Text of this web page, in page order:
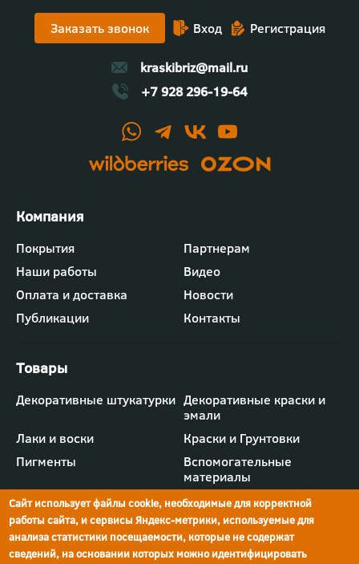
Заказать звонок Вход Регистрация
kraskibriz@mail.ru
+7 928 296-19-64
г.Ростов-на-Дону,
просп. Шолохова, 211/4,
Футер
-
меню
"Компания"
Покрытия
Партнерам
Наши работы
Видео
Оплата и доставка
Новости
Публикации
Контакты
Футер
-
меню
"Товары"
Декоративные штукатурки Декоративные краски и
эмали
Лаки и воски
Краски и Грунтовки
Пигменты
Вспомогательные
материалы
Сайт использует файлы cookie, необходимые для корректной
работы сайта, и сервисы Яндекс-метрики, используемые для
анализа статистики посещаемости, которые не содержат
сведений, на основании которых можно идентифицировать